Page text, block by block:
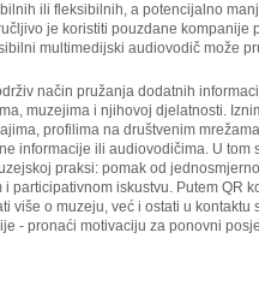
ili fleksibilnih, a potencijalno
je koristiti pouzdane kompanije
multimedijski audiovodič može
način pružanja dodatnih
muzejima i njihovoj djelatnosti.
profilima na društvenim
informacije ili audiovodičima. U tom
praksi: pomak od
participativnom iskustvu. Putem QR
više o muzeju, već i ostati u kontaktu
- pronaći motivaciju za ponovni